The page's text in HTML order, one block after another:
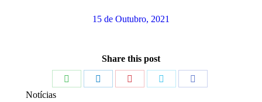
15 de Outubro, 2021
Share this post
Notícias